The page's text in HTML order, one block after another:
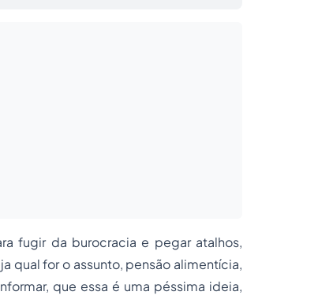
fugir da burocracia e pegar atalhos,
qual for o assunto, pensão alimentícia,
que essa é uma péssima ideia,